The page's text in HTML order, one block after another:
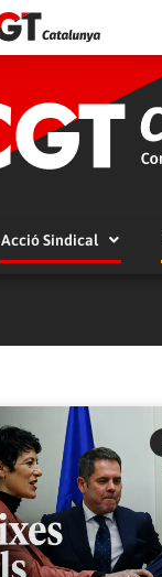
Acció Sindical